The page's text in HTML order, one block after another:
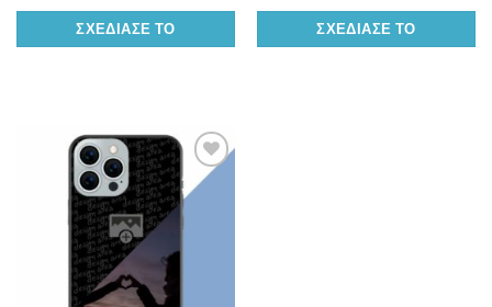
ΣΧΕΔΊΑΣΕ ΤΟ ΣΧΕΔΊΑΣΕ ΤΟ
Add to
Wishlist